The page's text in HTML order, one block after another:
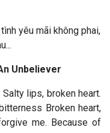
yêu mãi không phai,
Unbeliever
lips, broken heart.
Broken heart,
me. Because of